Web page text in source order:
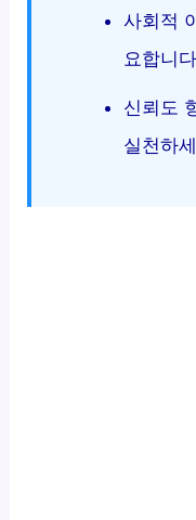
사회적
요합니다
신뢰도
실천하